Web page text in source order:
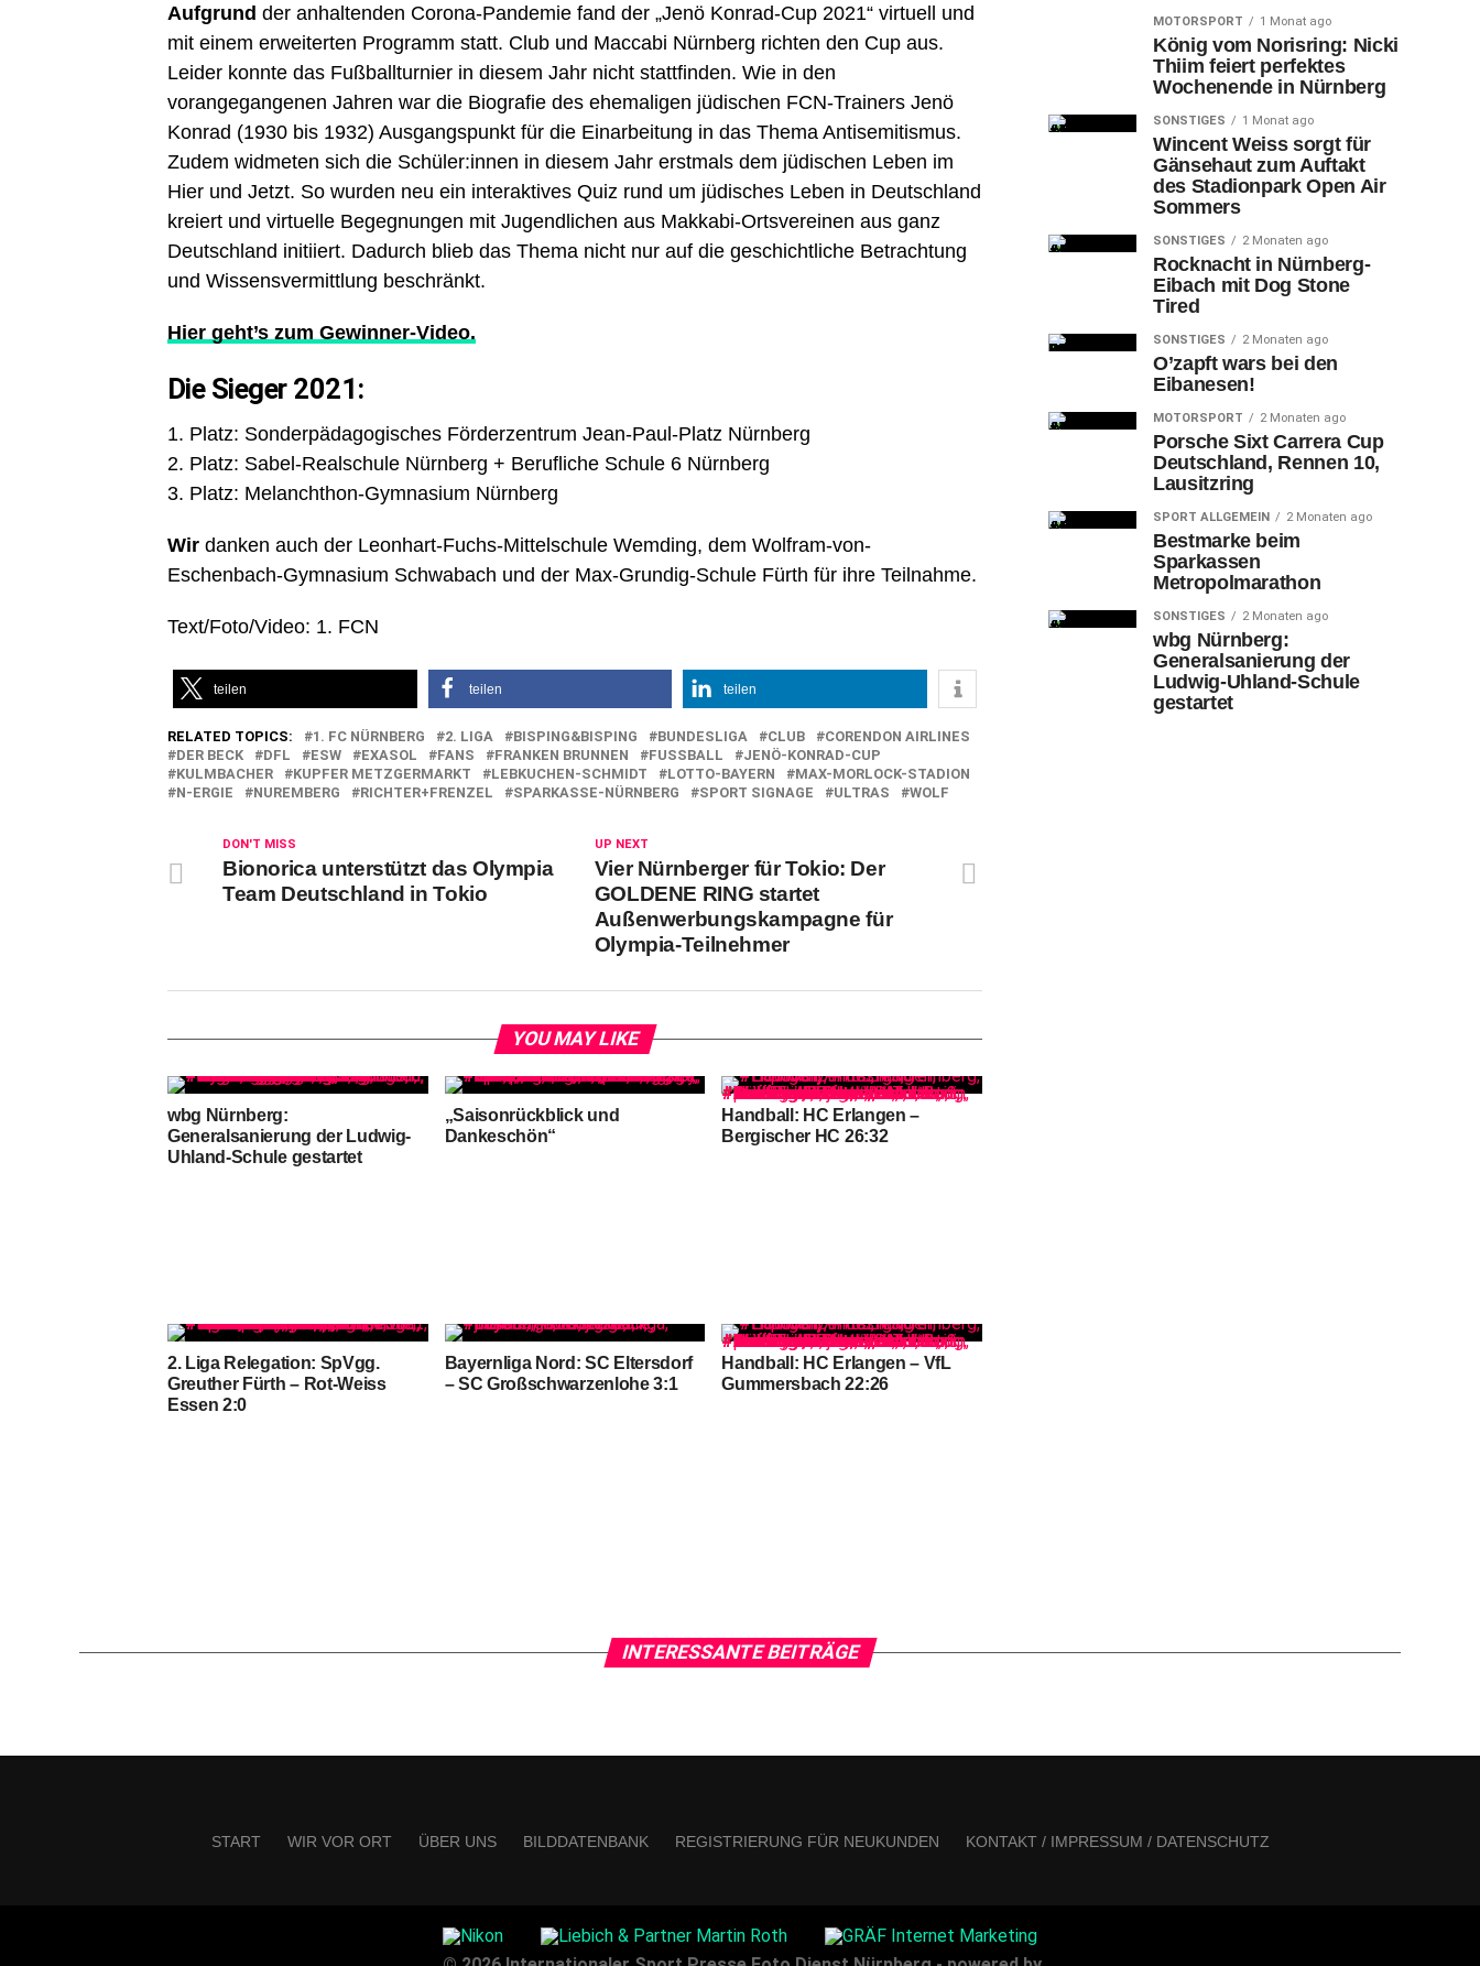
Aufgrund der anhaltenden Corona-Pandemie fand der „Jenö Konrad-Cup 2021“ virtuell und
mit einem erweiterten Programm statt. Club und Maccabi Nürnberg richten den Cup aus.
Leider konnte das Fußballturnier in diesem Jahr nicht stattfinden. Wie in den
vorangegangenen Jahren war die Biografie des ehemaligen jüdischen FCN-Trainers Jenö
Konrad (1930 bis 1932) Ausgangspunkt für die Einarbeitung in das Thema Antisemitismus.
Zudem widmeten sich die Schüler:innen in diesem Jahr erstmals dem jüdischen Leben im
Hier und Jetzt. So wurden neu ein interaktives Quiz rund um jüdisches Leben in Deutschland
kreiert und virtuelle Begegnungen mit Jugendlichen aus Makkabi-Ortsvereinen aus ganz
Deutschland initiiert. Dadurch blieb das Thema nicht nur auf die geschichtliche Betrachtung
und Wissensvermittlung beschränkt.
Hier geht’s zum Gewinner-Video.
Die Sieger 2021:
1. Platz: Sonderpädagogisches Förderzentrum Jean-Paul-Platz Nürnberg
2. Platz: Sabel-Realschule Nürnberg + Berufliche Schule 6 Nürnberg
3. Platz: Melanchthon-Gymnasium Nürnberg
Wir danken auch der Leonhart-Fuchs-Mittelschule Wemding, dem Wolfram-von-
Eschenbach-Gymnasium Schwabach und der Max-Grundig-Schule Fürth für ihre Teilnahme.
Text/Foto/Video: 1. FCN
teilen teilen teilen
RELATED TOPICS: 1. FC NÜRNBERG 2. LIGA BISPING&BISPING BUNDESLIGA CLUB
CORENDON AIRLINES
DER BECK
DFL ESW EXASOL FANS FRANKEN BRUNNEN FUSSBALL
JENÖ-KONRAD-CUP
KULMBACHER
KUPFER METZGERMARKT LEBKUCHEN-SCHMIDT LOTTO-BAYERN
MAX-MORLOCK-STADION
N-ERGIE
NUREMBERG RICHTER+FRENZEL SPARKASSE-NÜRNBERG SPORT SIGNAGE ULTRAS WOLF
UP NEXT
Vier Nürnberger für Tokio: Der
GOLDENE RING startet
Außenwerbungskampagne für
Olympia-Teilnehmer
DON'T MISS
Bionorica unterstützt das Olympia
Team Deutschland in Tokio
YOU MAY LIKE
wbg Nürnberg:
Generalsanierung der Ludwig-
Uhland-Schule gestartet
„Saisonrückblick und
Dankeschön“
Handball: HC Erlangen –
Bergischer HC 26:32
2. Liga Relegation: SpVgg.
Greuther Fürth – Rot-Weiss
Essen 2:0
Bayernliga Nord: SC Eltersdorf
– SC Großschwarzenlohe 3:1
Handball: HC Erlangen – VfL
Gummersbach 22:26
MOTORSPORT 1 Monat ago
König vom Norisring: Nicki
Thiim feiert perfektes
Wochenende in Nürnberg
SONSTIGES 1 Monat ago
Wincent Weiss sorgt für
Gänsehaut zum Auftakt
des Stadionpark Open Air
Sommers
SONSTIGES 2 Monaten ago
Rocknacht in Nürnberg-
Eibach mit Dog Stone
Tired
SONSTIGES 2 Monaten ago
O’zapft wars bei den
Eibanesen!
MOTORSPORT 2 Monaten ago
Porsche Sixt Carrera Cup
Deutschland, Rennen 10,
Lausitzring
SPORT ALLGEMEIN 2 Monaten ago
Bestmarke beim
Sparkassen
Metropolmarathon
SONSTIGES 2 Monaten ago
wbg Nürnberg:
Generalsanierung der
Ludwig-Uhland-Schule
gestartet
INTERESSANTE BEITRÄGE
START WIR VOR ORT ÜBER UNS BILDDATENBANK REGISTRIERUNG FÜR NEUKUNDEN KONTAKT / IMPRESSUM / DATENSCHUTZ